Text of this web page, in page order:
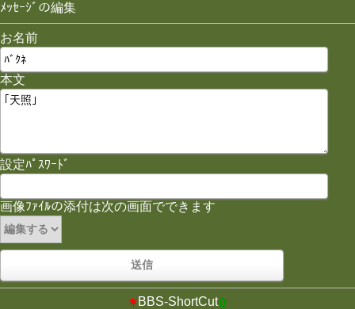
ﾒｯｾｰｼﾞの編集
お名前
本文
設定ﾊﾟｽﾜｰﾄﾞ
画像ﾌｧｲﾙの添付は次の画面でできます
BBS-ShortCut